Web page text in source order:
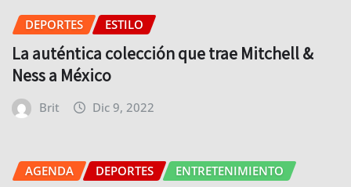
DEPORTES ESTILO
La auténtica colección que trae Mitchell &
Ness a México
Brit Dic 9, 2022
AGENDA DEPORTES ENTRETENIMIENTO